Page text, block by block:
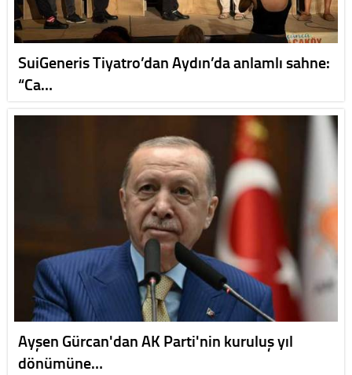
SuiGeneris Tiyatro’dan Aydın’da anlamlı sahne:
“Ca…
Ayşen Gürcan'dan AK Parti'nin kuruluş yıl
dönümüne…